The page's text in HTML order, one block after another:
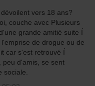
vers 18 ans?
couche avec Plusieurs
grande amitié suite Í
de drogue ou de
car s'est retrouvé Í
peu d'amis, se sent
sociale.